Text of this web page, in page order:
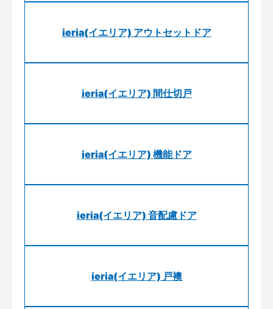
ieria(イエリア) アウトセットドア
ieria(イエリア) 間仕切戸
ieria(イエリア) 機能ドア
ieria(イエリア) 音配慮ドア
ieria(イエリア) 戸襖